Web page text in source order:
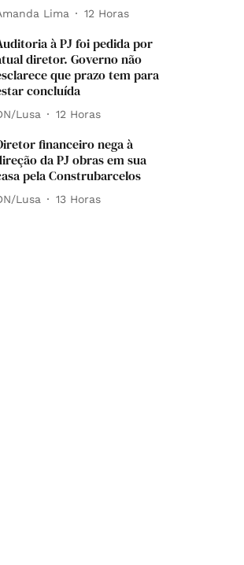
Lima 12 Horas
à PJ foi pedida por
diretor. Governo não
que prazo tem para
concluída
Lusa 12 Horas
financeiro nega à
da PJ obras em sua
pela Construbarcelos
Lusa 13 Horas